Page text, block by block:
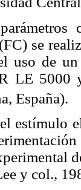
se
uso de
LE
España).
estímulo
y col.,